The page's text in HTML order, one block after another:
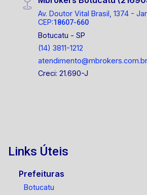
Av. Doutor Vital Brasil, 1374 -
CEP:18607-660
Botucatu - SP
(14) 3811-1212
atendimento@mbrokers.com.br
Creci: 21.690-J
Links Úteis
Prefeituras
Botucatu